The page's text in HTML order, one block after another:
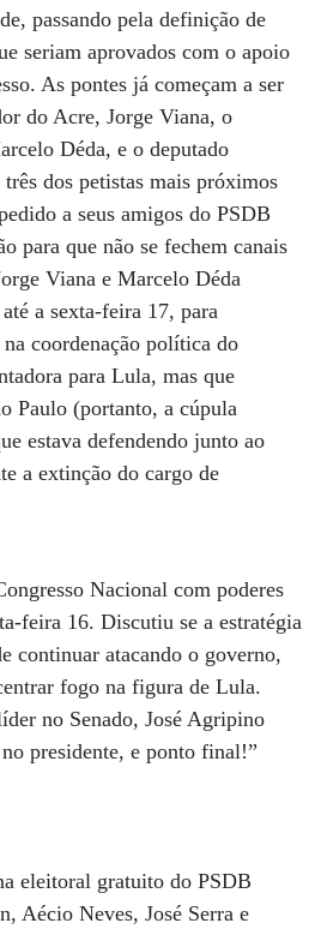
passando pela definição de
seriam aprovados com o apoio
As pontes já começam a ser
do Acre, Jorge Viana, o
Déda, e o deputado
dos petistas mais próximos
a seus amigos do PSDB
para que não se fechem canais
Viana e Marcelo Déda
a sexta-feira 17, para
coordenação política do
para Lula, mas que
Paulo (portanto, a cúpula
estava defendendo junto ao
a extinção do cargo de
Nacional com poderes
feira 16. Discutiu se a estratégia
continuar atacando o governo,
fogo na figura de Lula.
no Senado, José Agripino
presidente, e ponto final!”
eleitoral gratuito do PSDB
Aécio Neves, José Serra e